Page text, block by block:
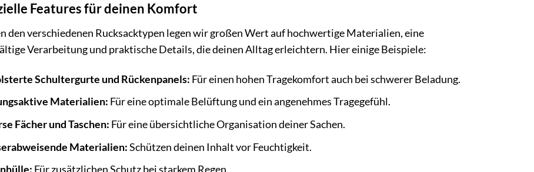
Features für deinen Komfort
den verschiedenen Rucksacktypen legen wir großen Wert auf hochwertige Materialien, eine
Verarbeitung und praktische Details, die deinen Alltag erleichtern. Hier einige Beispiele:
Schultergurte und Rückenpanels: Für einen hohen Tragekomfort auch bei schwerer Beladung.
Materialien: Für eine optimale Belüftung und ein angenehmes Tragegefühl.
Fächer und Taschen: Für eine übersichtliche Organisation deiner Sachen.
Materialien:Schützen deinen Inhalt vor Feuchtigkeit.
Für zusätzlichen Schutz bei starkem Regen.